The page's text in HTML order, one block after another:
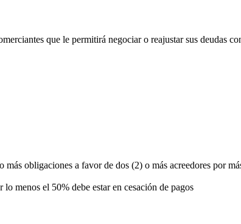
que le permitirá negociar o reajustar sus deudas
más obligaciones a favor de dos (2) o más acreedores por
menos el 50% debe estar en cesación de pagos